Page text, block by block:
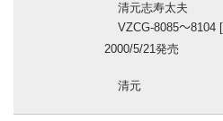
清元志寿太夫
VZCG-8085〜8104
2000/5/21発売
清元